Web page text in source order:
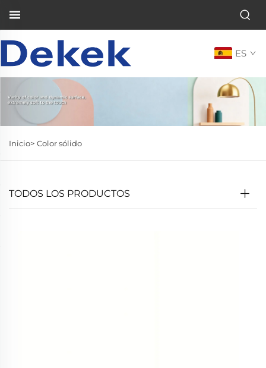
ES
Inicio> Color sólido
TODOS LOS PRODUCTOS